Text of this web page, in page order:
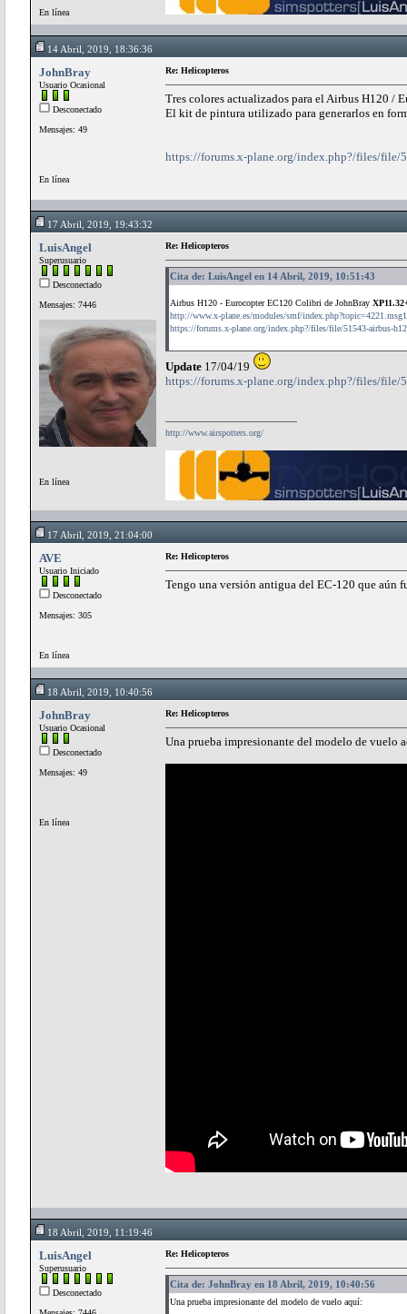
En línea
14 Abril, 2019, 18:36:36
JohnBray
Usuario Ocasional
Desconectado
Mensajes: 49
En línea
Re: Helicopteros
Tres colores actualizados para el Airbus H120 /
El kit de pintura utilizado para generarlos en
https://forums.x-plane.org/index.php?/files/
17 Abril, 2019, 19:43:32
LuisAngel
Superusuario
Desconectado
Mensajes: 7446
En línea
Re: Helicopteros
Cita de: LuisAngel en 14 Abril, 2019, 10:51:43
Airbus H120 - Eurocopter EC120 Colibri de JohnBray
http://www.x-plane.es/modules/smf/
https://forums.x-plane.org/index.php?/files/file/51543-airbus-
Update 17/04/19
https://forums.x-plane.org/index.php?/files/file/
http://www.airspotters.org/
17 Abril, 2019, 21:04:00
AVE
Usuario Iniciado
Desconectado
Mensajes: 305
En línea
Re: Helicopteros
Tengo una versión antigua del EC-120 que aún
18 Abril, 2019, 10:40:56
JohnBray
Usuario Ocasional
Desconectado
Mensajes: 49
En línea
Re: Helicopteros
Una prueba impresionante del modelo de vuelo
18 Abril, 2019, 11:19:46
LuisAngel
Superusuario
Desconectado
Re: Helicopteros
Cita de: JohnBray en 18 Abril, 2019, 10:40:56
Una prueba impresionante del modelo de vuelo aquí: